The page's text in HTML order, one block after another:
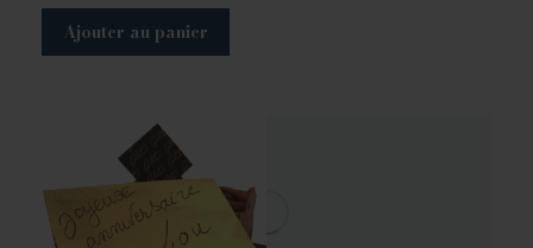
Ajouter au panier